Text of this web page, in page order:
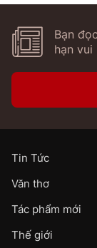
Bạn
hạn
Tin Tức
Văn thơ
Tác phẩm mới
Thế giới